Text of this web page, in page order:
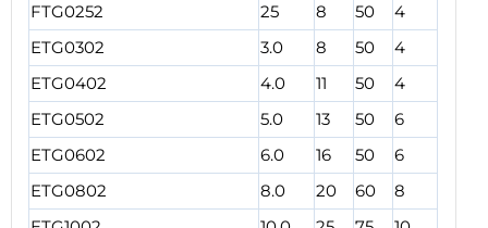
FTG0252
25 8 50
4
ETG0302
3.0 8 50
4
ETG0402
4.0 11 50
4
ETG0502
5.0 13 50
6
ETG0602
6.0 16 50
6
ETG0802
8.0 20 60
8